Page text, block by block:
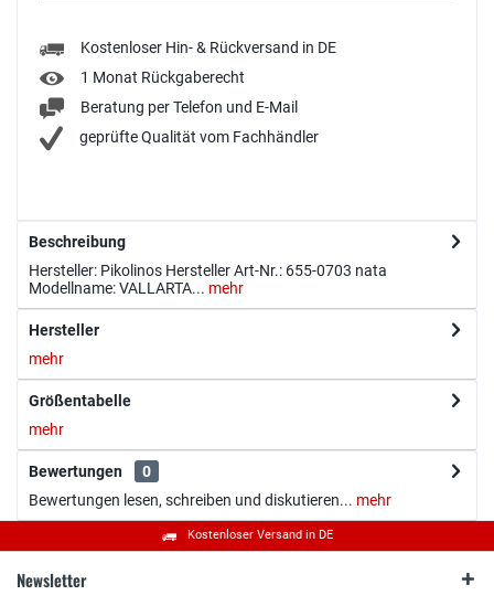
Kostenloser Hin- & Rückversand in DE
1 Monat Rückgaberecht
Beratung per Telefon und E-Mail
geprüfte Qualität vom Fachhändler
Beschreibung
Hersteller: Pikolinos Hersteller Art-Nr.: 655-0703 nata
Modellname: VALLARTA... mehr
Hersteller
mehr
Größentabelle
mehr
Bewertungen
0
Bewertungen lesen, schreiben und diskutieren... mehr
Kostenloser Versand in DE
Newsletter